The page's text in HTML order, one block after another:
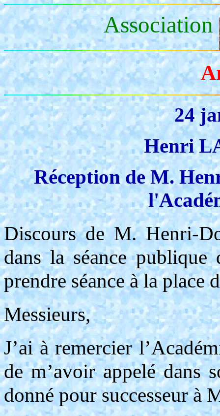
Association
24
Henri
Réception de M.
Discours de M. Henri-
dans la séance
prendre séance à la place
Messieurs,
J’ai à remercier
de m’avoir appelé dans
donné pour successeur à